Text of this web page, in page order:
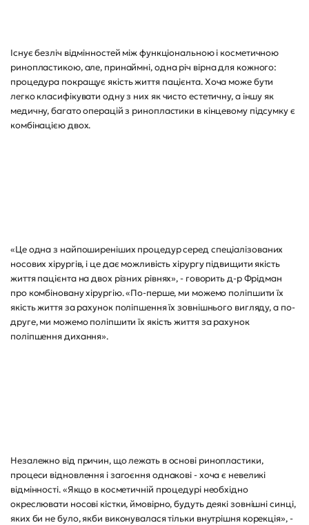
Існує безліч відмінностей між функціональною і косметичною
ринопластикою, але, принаймні, одна річ вірна для кожного:
процедура покращує якість життя пацієнта. Хоча може бути
легко класифікувати одну з них як чисто естетичну, а іншу як
медичну, багато операцій з ринопластики в кінцевому підсумку є
комбінацією двох.
«Це одна з найпоширеніших процедур серед спеціалізованих
носових хірургів, і це дає можливість хірургу підвищити якість
життя пацієнта на двох різних рівнях», - говорить д-р Фрідман
про комбіновану хірургію. «По-перше, ми можемо поліпшити їх
якість життя за рахунок поліпшення їх зовнішнього вигляду, а по-
друге, ми можемо поліпшити їх якість життя за рахунок
поліпшення дихання».
Незалежно від причин, що лежать в основі ринопластики,
процеси відновлення і загоєння однакові - хоча є невеликі
відмінності. «Якщо в косметичній процедурі необхідно
окреслювати носові кістки, ймовірно, будуть деякі зовнішні синці,
яких би не було, якби виконувалася тільки внутрішня корекція», -